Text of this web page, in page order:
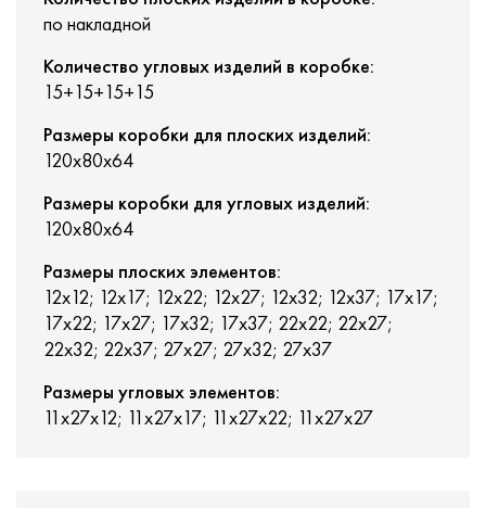
по накладной
Количество угловых изделий в коробке:
15+15+15+15
Размеры коробки для плоских изделий:
120x80x64
Размеры коробки для угловых изделий:
120x80x64
Размеры плоских элементов:
12х12; 12x17; 12x22; 12x27; 12x32; 12x37; 17х17;
17x22; 17x27; 17x32; 17x37; 22х22; 22x27;
22x32; 22x37; 27х27; 27x32; 27x37
Размеры угловых элементов:
11х27х12; 11х27х17; 11х27х22; 11х27х27